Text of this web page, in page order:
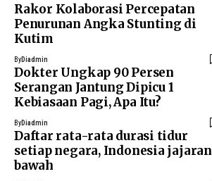
Rakor Kolaborasi Percepatan
Penurunan Angka Stunting di
Kutim
ByDiadmin
Dokter Ungkap 90 Persen
Serangan Jantung Dipicu 1
Kebiasaan Pagi, Apa Itu?
ByDiadmin
Daftar rata-rata durasi tidur
setiap negara, Indonesia jajaran
bawah